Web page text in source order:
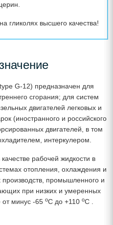
гликолях высшего качества!
G-12) предназначен для
сгорания; для систем
двигателей легковых и
(иностранного и российского
двигателей, в том
интеркулером.
рабочей жидкости в
отопления, охлаждения и
промышленного и
при низких и умеренных
от минус -65 oC до +110 oC .